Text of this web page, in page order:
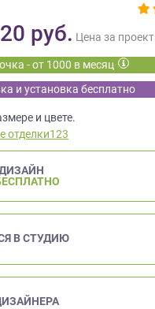
руб. Цена за проект
- от 1000 в месяц
и установка бесплатно
и цвете.
отделки123
В СТУДИЮ